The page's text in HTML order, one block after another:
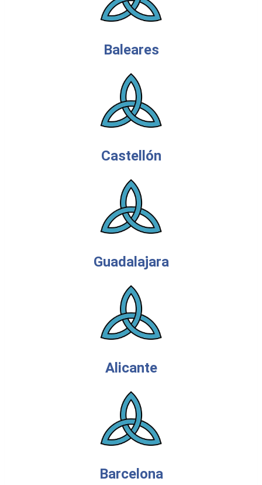
Baleares
Castellón
Guadalajara
Alicante
Barcelona